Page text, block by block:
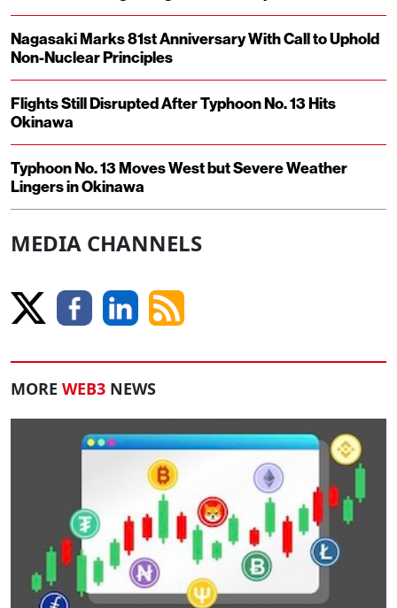
Nagasaki Marks 81st Anniversary With Call to Uphold
Non-Nuclear Principles
Flights Still Disrupted After Typhoon No. 13 Hits
Okinawa
Typhoon No. 13 Moves West but Severe Weather
Lingers in Okinawa
MEDIA CHANNELS
MORE WEB3 NEWS